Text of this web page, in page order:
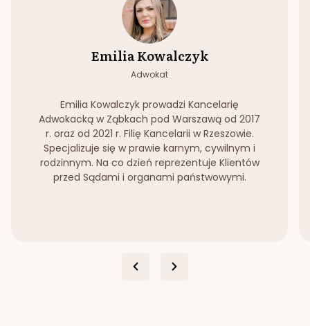
Emilia Kowalczyk
Adwokat
Emilia Kowalczyk prowadzi Kancelarię
Adwokacką w Ząbkach pod Warszawą od 2017
r. oraz od 2021 r. Filię Kancelarii w Rzeszowie.
Specjalizuje się w prawie karnym, cywilnym i
rodzinnym. Na co dzień reprezentuje Klientów
przed Sądami i organami państwowymi.